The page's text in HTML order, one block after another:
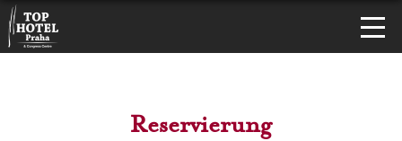
Reservierung